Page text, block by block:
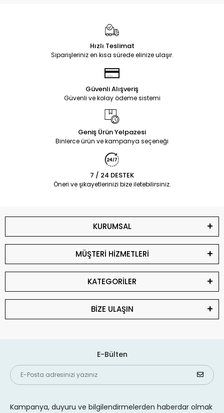
Hızlı Teslimat
Siparişleriniz en kısa sürede elinize ulaşır.
Güvenli Alışveriş
Güvenli ve kolay ödeme sistemi
Geniş Ürün Yelpazesi
Binlerce ürün ve kampanya seçeneği
7 / 24 DESTEK
Öneri ve şikayetlerinizi bize iletebilirsiniz.
KURUMSAL
MÜŞTERİ HİZMETLERİ
KATEGORİLER
BİZE ULAŞIN
E-Bülten
Kampanya, duyuru ve bilgilendirmelerden haberdar olmak